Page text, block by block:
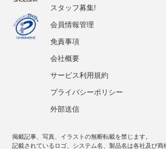
スタッフ募集!
会員情報管理
免責事項
会社概要
サービス利用規約
プライバシーポリシー
外部送信
掲載記事、写真、イラストの無断転載を禁じます。
記載されているロゴ、システム名、製品名は各社及び